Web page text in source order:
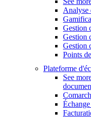
Analyse
Gestion
Gestion
Gestion
Points
Plateforme
See